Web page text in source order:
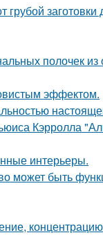
грубой
полочек из
эффектом.
Кэрролла
интерьеры.
может быть